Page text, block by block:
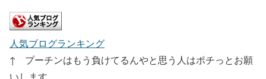
人気ブログランキング
↑ プーチンはもう負けてるんやと思う人はポチっとお願